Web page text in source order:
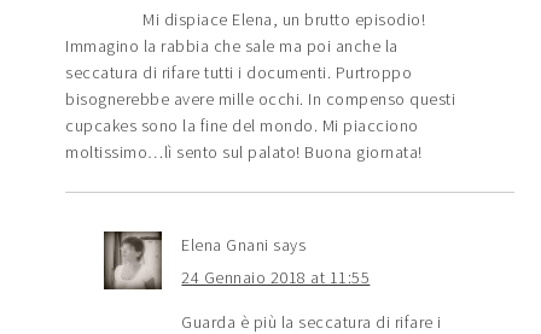
Mi dispiace Elena, un brutto episodio!
Immagino la rabbia che sale ma poi anche la
seccatura di rifare tutti i documenti. Purtroppo
bisognerebbe avere mille occhi. In compenso questi
cupcakes sono la fine del mondo. Mi piacciono
moltissimo…lì sento sul palato! Buona giornata!
Elena Gnani says
24 Gennaio 2018 at 11:55
Guarda è più la seccatura di rifare i